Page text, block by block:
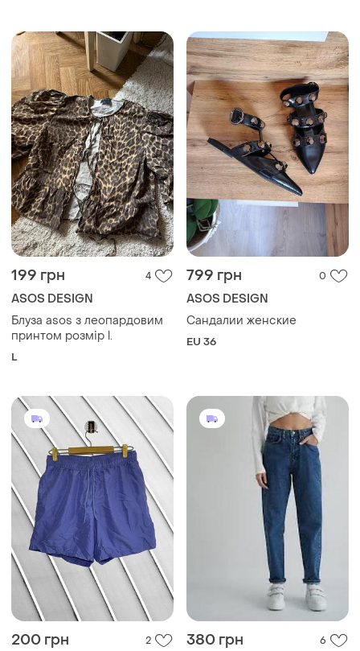
199 грн 4
ASOS DESIGN
Блуза asos з леопардовим
принтом розмір l.
L
799 грн 0
ASOS DESIGN
Сандалии женские
EU 36
200 грн
2
380 грн 6